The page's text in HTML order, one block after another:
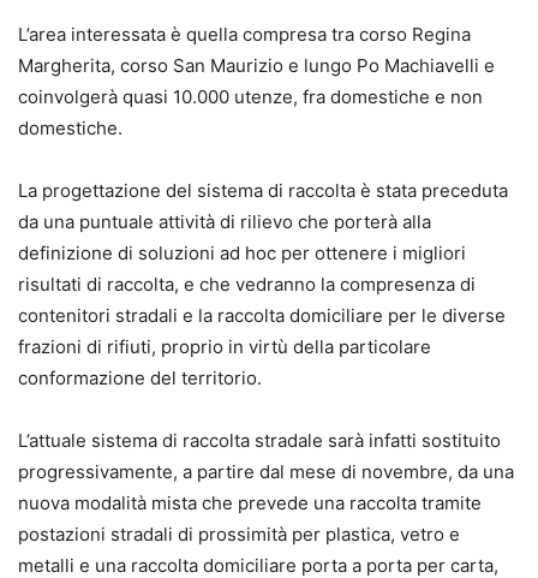
L’area interessata è quella compresa tra corso Regina
Margherita, corso San Maurizio e lungo Po Machiavelli e
coinvolgerà quasi 10.000 utenze, fra domestiche e non
domestiche.
La progettazione del sistema di raccolta è stata preceduta
da una puntuale attività di rilievo che porterà alla
definizione di soluzioni ad hoc per ottenere i migliori
risultati di raccolta, e che vedranno la compresenza di
contenitori stradali e la raccolta domiciliare per le diverse
frazioni di rifiuti, proprio in virtù della particolare
conformazione del territorio.
L’attuale sistema di raccolta stradale sarà infatti sostituito
progressivamente, a partire dal mese di novembre, da una
nuova modalità mista che prevede una raccolta tramite
postazioni stradali di prossimità per plastica, vetro e
metalli e una raccolta domiciliare porta a porta per carta,